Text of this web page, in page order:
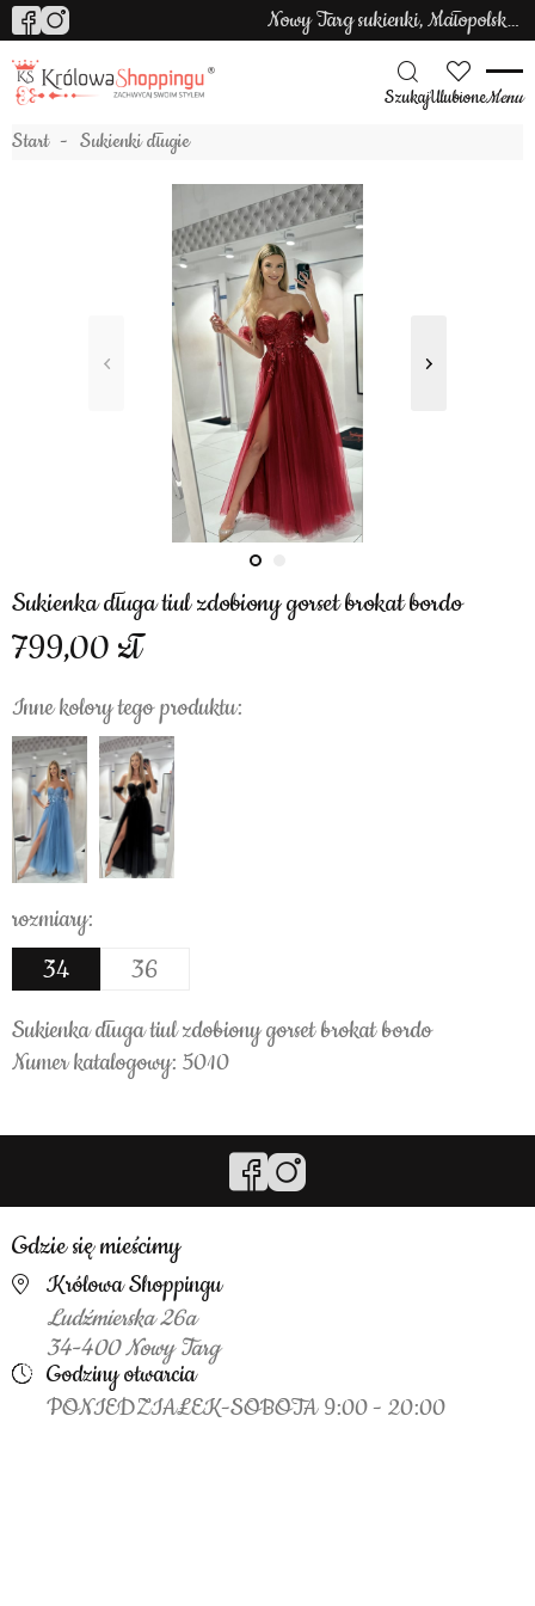
Nowy Targ sukienki, Małopolska sukienki
SzukajUlubioneMenu
Start Sukienki długie
Sukienka długa tiul zdobiony gorset brokat bordo
799,00
Inne kolory tego produktu:
rozmiary:
34 36
Sukienka długa tiul zdobiony gorset brokat bordo
Numer katalogowy: 5010
Gdzie się mieścimy
Królowa Shoppingu
Ludźmierska 26a
34-400 Nowy Targ
Godziny otwarcia
PONIEDZIAŁEK-SOBOTA 9:00 - 20:00